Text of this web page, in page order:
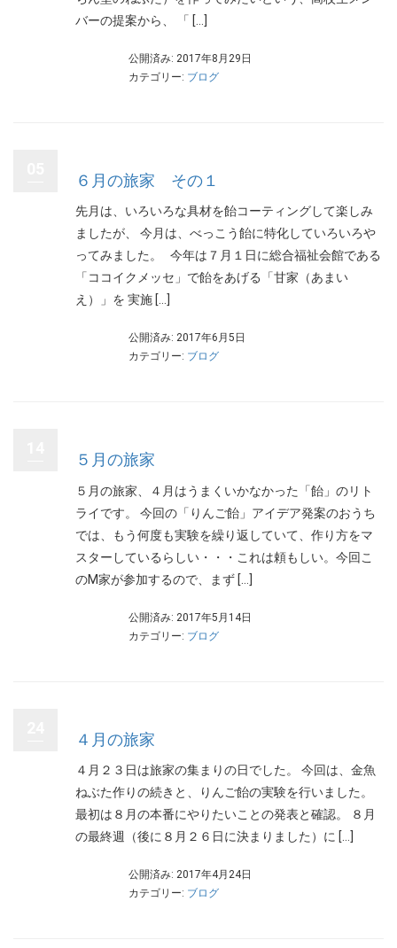
バーの提案から、 「 […]
公開済み: 2017年8月29日
カテゴリー: ブログ
６月の旅家 その１
先月は、いろいろな具材を飴コーティングして楽しみ
ましたが、 今月は、べっこう飴に特化していろいろや
ってみました。 今年は７月１日に総合福祉会館である
「ココイクメッセ」で飴をあげる「甘家（あまい
え）」を 実施 […]
公開済み: 2017年6月5日
カテゴリー: ブログ
５月の旅家
５月の旅家、４月はうまくいかなかった「飴」のリト
ライです。 今回の「りんご飴」アイデア発案のおうち
では、もう何度も実験を繰り返していて、作り方をマ
スターしているらしい・・・これは頼もしい。今回こ
のM家が参加するので、まず […]
公開済み: 2017年5月14日
カテゴリー: ブログ
４月の旅家
４月２３日は旅家の集まりの日でした。 今回は、金魚
ねぶた作りの続きと、りんご飴の実験を行いました。
最初は８月の本番にやりたいことの発表と確認。 ８月
の最終週（後に８月２６日に決まりました）に […]
公開済み: 2017年4月24日
カテゴリー: ブログ